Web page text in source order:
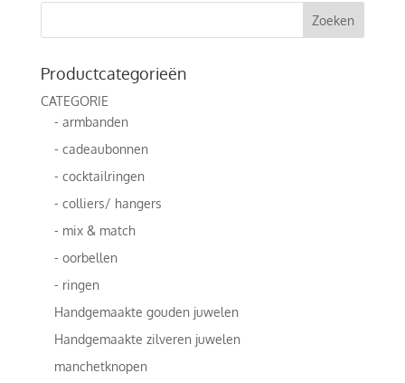
Productcategorieën
CATEGORIE
- armbanden
- cadeaubonnen
- cocktailringen
- colliers/ hangers
- mix & match
- oorbellen
- ringen
Handgemaakte gouden juwelen
Handgemaakte zilveren juwelen
manchetknopen